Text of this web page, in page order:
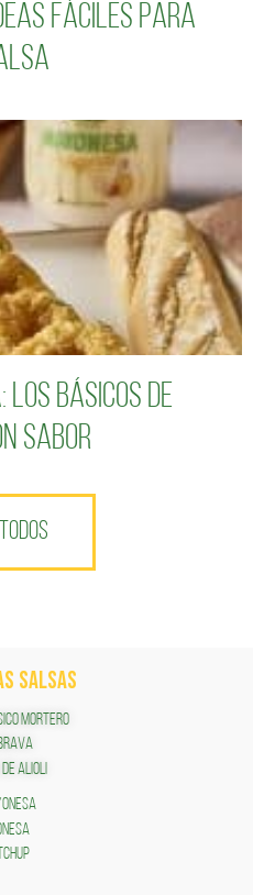
fáciles para
básicos de
sabor
SALSAS
MORTERO
ALIOLI